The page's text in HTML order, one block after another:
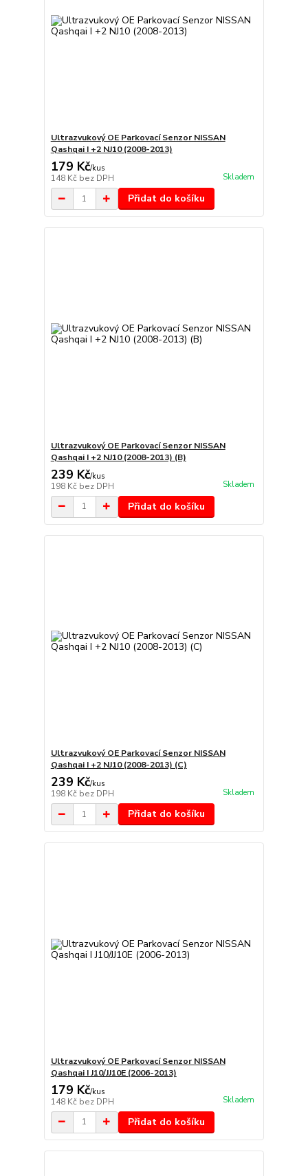
Ultrazvukový OE Parkovací Senzor NISSAN
Qashqai I +2 NJ10 (2008-2013)
179 Kč/kus
148 Kč bez DPH Skladem
Přidat do košíku
Ultrazvukový OE Parkovací Senzor NISSAN
Qashqai I +2 NJ10 (2008-2013) (B)
239 Kč/kus
198 Kč bez DPH Skladem
Přidat do košíku
Ultrazvukový OE Parkovací Senzor NISSAN
Qashqai I +2 NJ10 (2008-2013) (C)
239 Kč/kus
198 Kč bez DPH Skladem
Přidat do košíku
Ultrazvukový OE Parkovací Senzor NISSAN
Qashqai I J10/JJ10E (2006-2013)
179 Kč/kus
148 Kč bez DPH Skladem
Přidat do košíku